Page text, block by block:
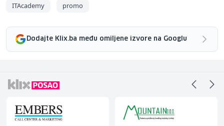
ITAcademy promo
Dodajte Klix.ba među omiljene izvore na Googlu